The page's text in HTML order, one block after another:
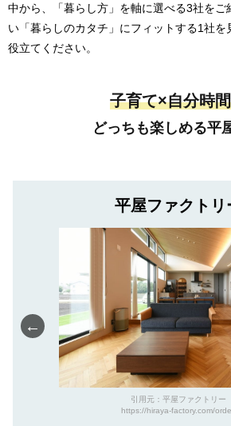
中から、「暮らし方」を軸に選べる3社をご
い「暮らしのカタチ」にフィットする1社を
役立てください。
子育て×自分時
どっちも楽しめる平
平屋ファクトリ
←
引用元：平屋ファクトリー
https://hiraya-factory.com/